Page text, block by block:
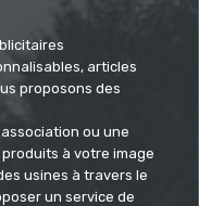
articles
proposons des
ou une
à votre image
usines à travers le
un service de